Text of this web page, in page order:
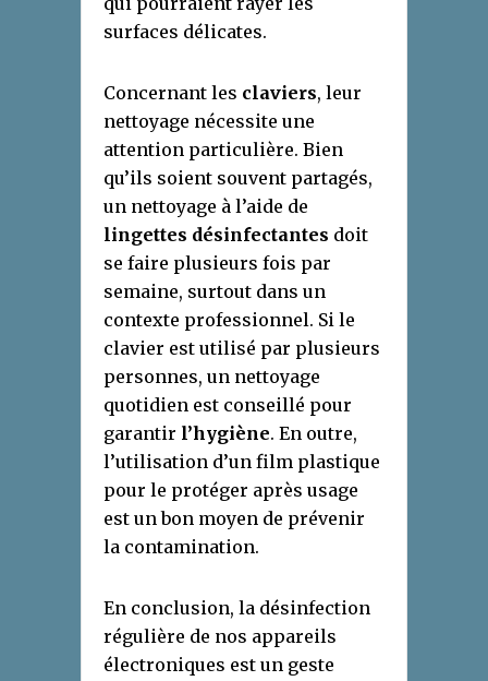
surfaces délicates.
Concernant les claviers, leur
nettoyage nécessite une
attention particulière. Bien
qu’ils soient souvent partagés,
un nettoyage à l’aide de
lingettes désinfectantes doit
se faire plusieurs fois par
semaine, surtout dans un
contexte professionnel. Si le
clavier est utilisé par plusieurs
personnes, un nettoyage
quotidien est conseillé pour
garantir l’hygiène. En outre,
l’utilisation d’un film plastique
pour le protéger après usage
est un bon moyen de prévenir
la contamination.
En conclusion, la désinfection
régulière de nos appareils
électroniques est un geste